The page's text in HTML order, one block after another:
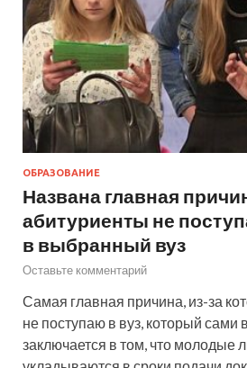
ОБРАЗОВАНИЕ
Названа главная
абитуриенты не
в выбранный вуз
Оставьте комментарий
Самая главная причина, из-за
не поступаю в вуз, который сами
заключается в том, что молодые